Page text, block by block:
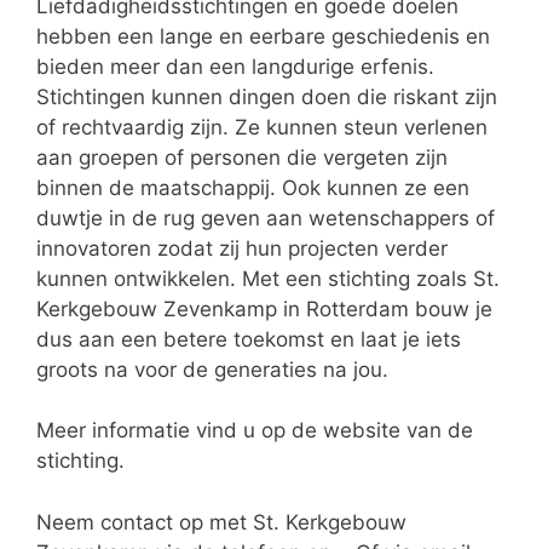
Liefdadigheidsstichtingen en goede doelen
hebben een lange en eerbare geschiedenis en
bieden meer dan een langdurige erfenis.
Stichtingen kunnen dingen doen die riskant zijn
of rechtvaardig zijn. Ze kunnen steun verlenen
aan groepen of personen die vergeten zijn
binnen de maatschappij. Ook kunnen ze een
duwtje in de rug geven aan wetenschappers of
innovatoren zodat zij hun projecten verder
kunnen ontwikkelen. Met een stichting zoals St.
Kerkgebouw Zevenkamp in Rotterdam bouw je
dus aan een betere toekomst en laat je iets
groots na voor de generaties na jou.
Meer informatie vind u op de website van de
stichting.
Neem contact op met St. Kerkgebouw